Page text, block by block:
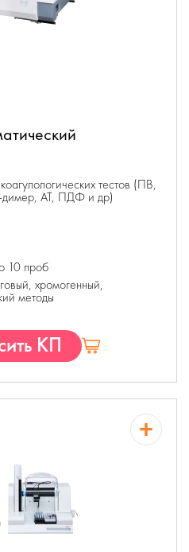
тестов (ПВ,
димер, АТ, ПДФ и др)
10 проб
хромогенный,
методы
КП